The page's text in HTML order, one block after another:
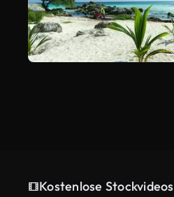
Kostenlose Stockvideos